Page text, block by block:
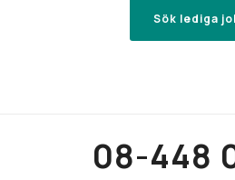
Sök lediga
08-448